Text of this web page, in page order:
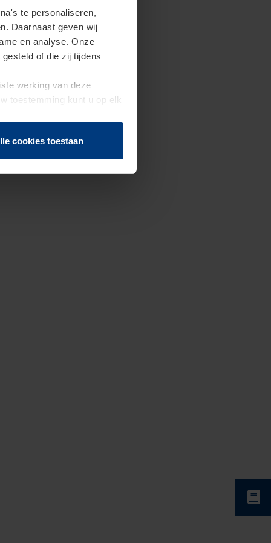
te personaliseren,
Daarnaast geven wij
en analyse. Onze
of die zij tijdens
werking van deze
toestemming kunt u op elk
herroepen.
cookies toestaan